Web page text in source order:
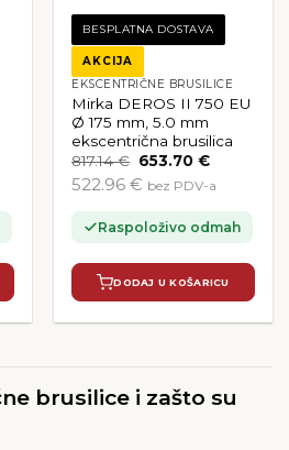
BESPLATNA DOSTAVA
AKCIJA
EKSCENTRIČNE BRUSILICE
Mirka DEROS II 750 EU
Ø 175 mm, 5.0 mm
ekscentrična brusilica
817.14€ Izvorna
bila
653.70€Trenutna
je:
522.96 € bez PDV-a
Raspoloživo odmah
DODAJ U KOŠARICU
brusilice i zašto su